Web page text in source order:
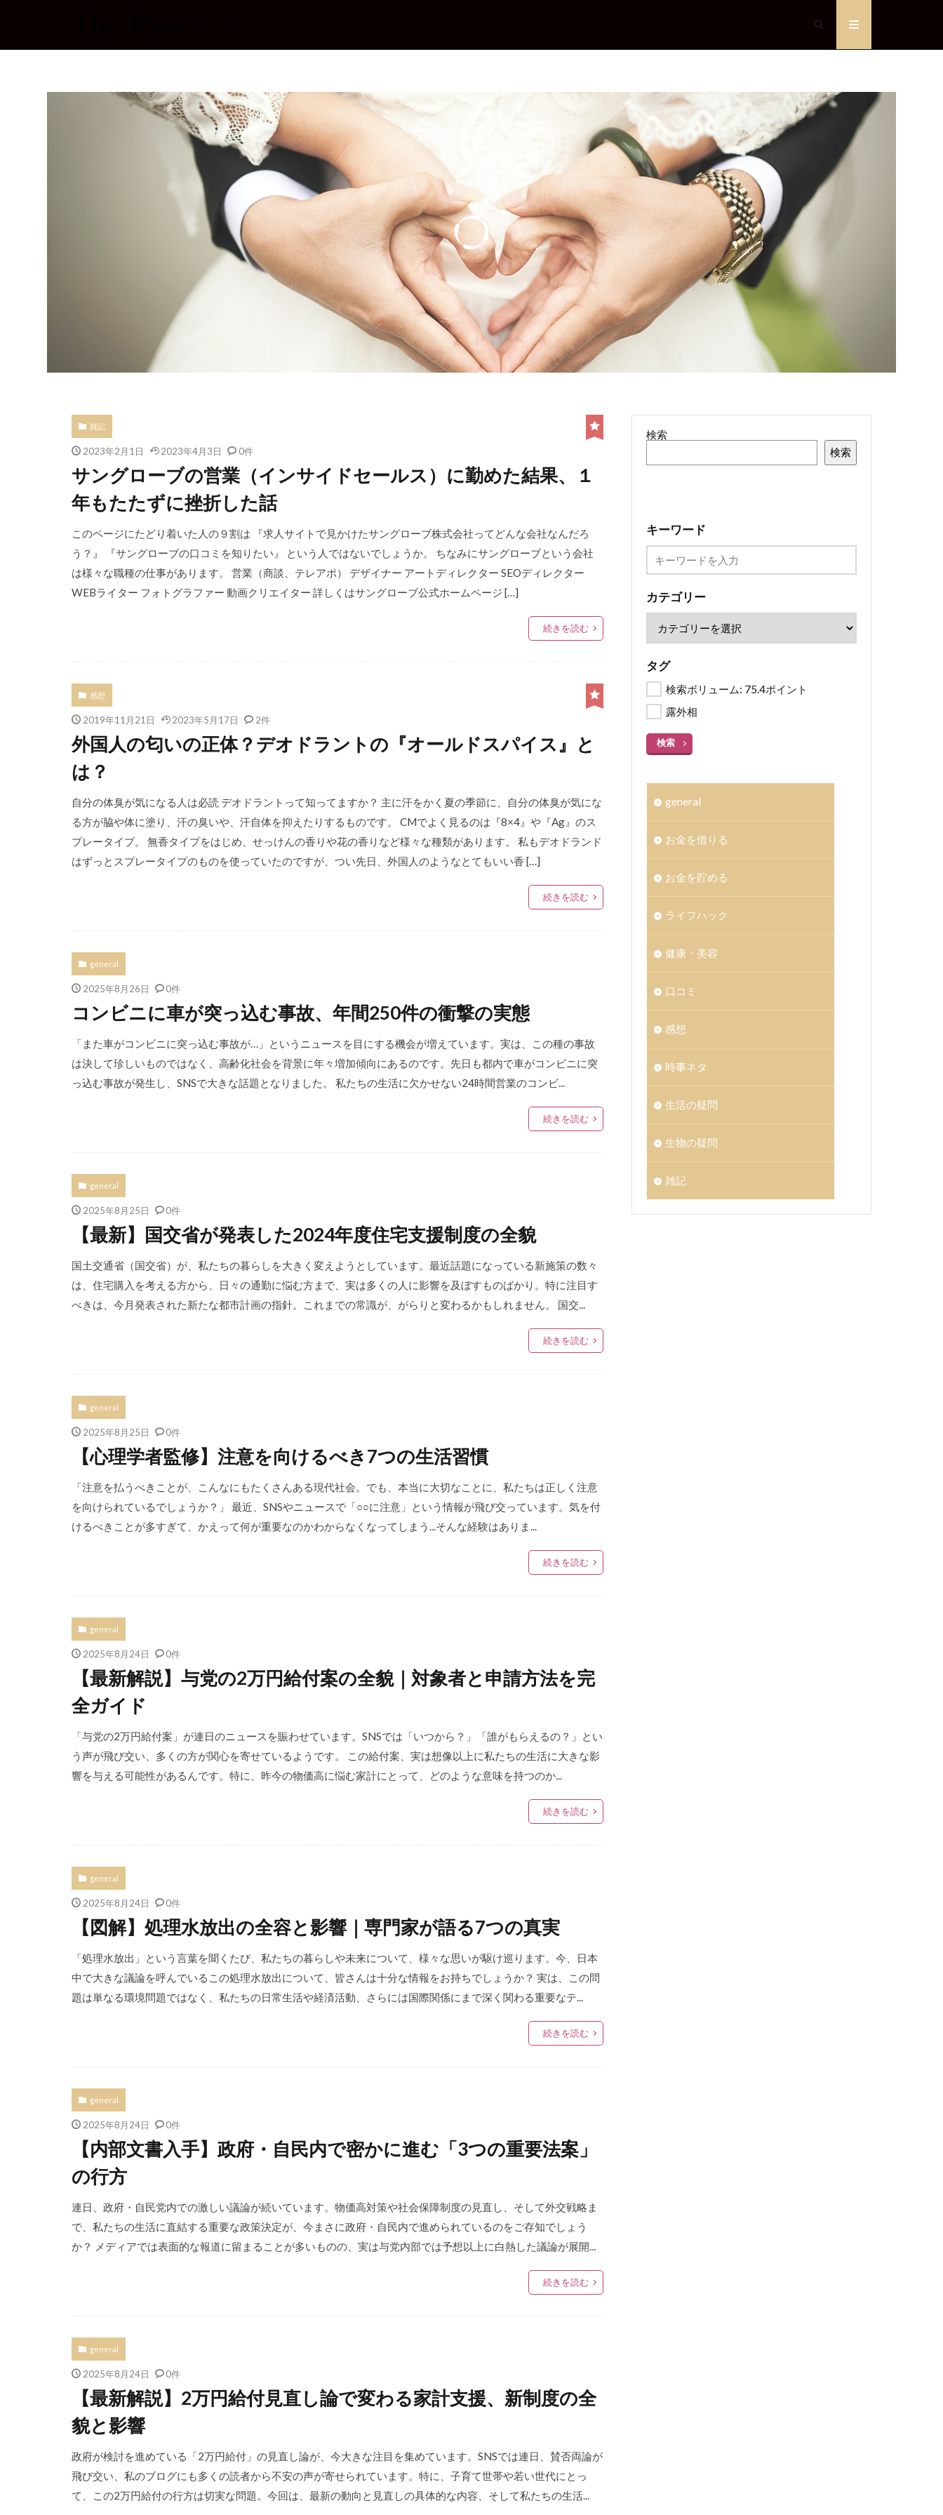
雑記
2023年2月1日 2023年4月3日 0件
サングローブの営業（インサイドセールス）に勤めた結果、１
年もたたずに挫折した話
このページにたどり着いた人の９割は 『求人サイトで見かけたサングローブ株式会社ってどんな会社なんだろ
う？』 『サングローブの口コミを知りたい』 という人ではないでしょうか。 ちなみにサングローブという会社
は様々な職種の仕事があります。 営業（商談、テレアポ） デザイナー アートディレクター SEOディレクター
WEBライター フォトグラファー 動画クリエイター 詳しくはサングローブ公式ホームページ […]
続きを読む
感想
2019年11月21日 2023年5月17日 2件
外国人の匂いの正体？デオドラントの『オールドスパイス』と
は？
自分の体臭が気になる人は必読 デオドラントって知ってますか？ 主に汗をかく夏の季節に、自分の体臭が気にな
る方が脇や体に塗り、汗の臭いや、汗自体を抑えたりするものです。 CMでよく見るのは『8×4』や『Ag』のス
プレータイプ。 無香タイプをはじめ、せっけんの香りや花の香りなど様々な種類があります。 私もデオドランド
はずっとスプレータイプのものを使っていたのですが、つい先日、外国人のようなとてもいい香 […]
続きを読む
general
2025年8月26日 0件
コンビニに車が突っ込む事故、年間250件の衝撃の実態
「また車がコンビニに突っ込む事故が…」というニュースを目にする機会が増えています。実は、この種の事故
は決して珍しいものではなく、高齢化社会を背景に年々増加傾向にあるのです。先日も都内で車がコンビニに突
っ込む事故が発生し、SNSで大きな話題となりました。 私たちの生活に欠かせない24時間営業のコンビ...
続きを読む
general
2025年8月25日 0件
【最新】国交省が発表した2024年度住宅支援制度の全貌
国土交通省（国交省）が、私たちの暮らしを大きく変えようとしています。最近話題になっている新施策の数々
は、住宅購入を考える方から、日々の通勤に悩む方まで、実は多くの人に影響を及ぼすものばかり。特に注目す
べきは、今月発表された新たな都市計画の指針。これまでの常識が、がらりと変わるかもしれません。 国交...
続きを読む
general
2025年8月25日 0件
【心理学者監修】注意を向けるべき7つの生活習慣
「注意を払うべきことが、こんなにもたくさんある現代社会。でも、本当に大切なことに、私たちは正しく注意
を向けられているでしょうか？」 最近、SNSやニュースで「○○に注意」という情報が飛び交っています。気を付
けるべきことが多すぎて、かえって何が重要なのかわからなくなってしまう...そんな経験はありま...
続きを読む
general
2025年8月24日 0件
【最新解説】与党の2万円給付案の全貌｜対象者と申請方法を完
全ガイド
「与党の2万円給付案」が連日のニュースを賑わせています。SNSでは「いつから？」「誰がもらえるの？」とい
う声が飛び交い、多くの方が関心を寄せているようです。 この給付案、実は想像以上に私たちの生活に大きな影
響を与える可能性があるんです。特に、昨今の物価高に悩む家計にとって、どのような意味を持つのか...
続きを読む
general
2025年8月24日 0件
【図解】処理水放出の全容と影響｜専門家が語る7つの真実
「処理水放出」という言葉を聞くたび、私たちの暮らしや未来について、様々な思いが駆け巡ります。今、日本
中で大きな議論を呼んでいるこの処理水放出について、皆さんは十分な情報をお持ちでしょうか？ 実は、この問
題は単なる環境問題ではなく、私たちの日常生活や経済活動、さらには国際関係にまで深く関わる重要なテ...
続きを読む
general
2025年8月24日 0件
【内部文書入手】政府・自民内で密かに進む「3つの重要法案」
の行方
連日、政府・自民党内での激しい議論が続いています。物価高対策や社会保障制度の見直し、そして外交戦略ま
で、私たちの生活に直結する重要な政策決定が、今まさに政府・自民内で進められているのをご存知でしょう
か？ メディアでは表面的な報道に留まることが多いものの、実は与党内部では予想以上に白熱した議論が展開...
続きを読む
general
2025年8月24日 0件
【最新解説】2万円給付見直し論で変わる家計支援、新制度の全
貌と影響
政府が検討を進めている「2万円給付」の見直し論が、今大きな注目を集めています。SNSでは連日、賛否両論が
飛び交い、私のブログにも多くの読者から不安の声が寄せられています。特に、子育て世帯や若い世代にとっ
て、この2万円給付の行方は切実な問題。今回は、最新の動向と見直しの具体的な内容、そして私たちの生活...
検索
検索
キーワード
カテゴリー
タグ
検索ボリューム: 75.4ポイント
露外相
検索
general
お金を借りる
お金を貯める
ライフハック
健康・美容
口コミ
感想
時事ネタ
生活の疑問
生物の疑問
雑記